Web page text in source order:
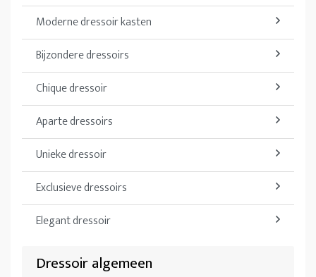
Moderne dressoir kasten
Bijzondere dressoirs
Chique dressoir
Aparte dressoirs
Unieke dressoir
Exclusieve dressoirs
Elegant dressoir
Dressoir algemeen